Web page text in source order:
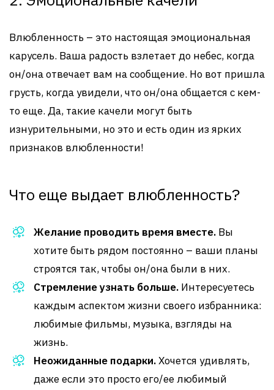
Влюбленность – это настоящая эмоциональная
карусель. Ваша радость взлетает до небес, когда
он/она отвечает вам на сообщение. Но вот пришла
грусть, когда увидели, что он/она общается с кем-
то еще. Да, такие качели могут быть
изнурительными, но это и есть один из ярких
признаков влюбленности!
Что еще выдает влюбленность?
Желание проводить время вместе. Вы
хотите быть рядом постоянно – ваши планы
строятся так, чтобы он/она были в них.
Стремление узнать больше. Интересуетесь
каждым аспектом жизни своего избранника:
любимые фильмы, музыка, взгляды на
жизнь.
Неожиданные подарки.Хочется удивлять,
даже если это просто его/ее любимый